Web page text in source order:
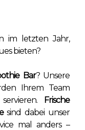
im letzten Jahr,
bieten?
Bar? Unsere
Ihrem Team
servieren.
Frische
sind dabei unser
mal anders –